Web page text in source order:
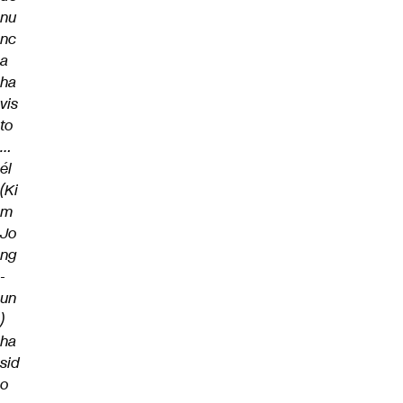
nu
nc
a
ha
vis
to
…
él
(Ki
m
Jo
ng
-
un
)
ha
sid
o